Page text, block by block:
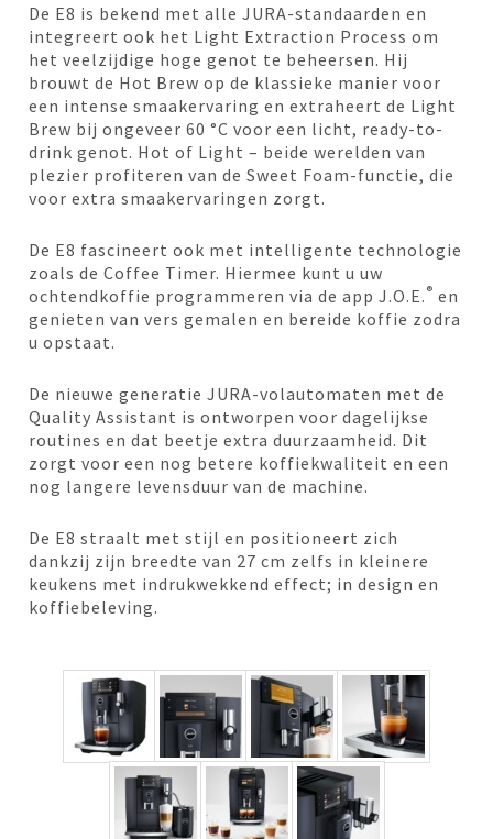
De E8 is bekend met alle JURA-standaarden en
integreert ook het Light Extraction Process om
het veelzijdige hoge genot te beheersen. Hij
brouwt de Hot Brew op de klassieke manier voor
een intense smaakervaring en extraheert de Light
Brew bij ongeveer 60 °C voor een licht, ready-to-
drink genot. Hot of Light – beide werelden van
plezier profiteren van de Sweet Foam-functie, die
voor extra smaakervaringen zorgt.
De E8 fascineert ook met intelligente technologie
zoals de Coffee Timer. Hiermee kunt u uw
ochtendkoffie programmeren via de app J.O.E. ® en
genieten van vers gemalen en bereide koffie zodra
u opstaat.
De nieuwe generatie JURA-volautomaten met de
Quality Assistant is ontworpen voor dagelijkse
routines en dat beetje extra duurzaamheid. Dit
zorgt voor een nog betere koffiekwaliteit en een
nog langere levensduur van de machine.
De E8 straalt met stijl en positioneert zich
dankzij zijn breedte van 27 cm zelfs in kleinere
keukens met indrukwekkend effect; in design en
koffiebeleving.